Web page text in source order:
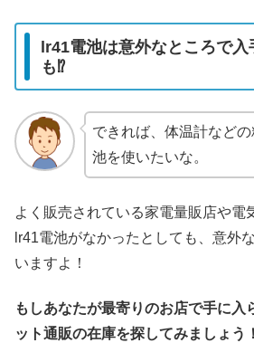
lr41電池は意外なところで入
も⁉︎
できれば、体温計など
池を使いたいな。
よく販売されている家電量販店や電
lr41電池がなかったとしても、意外
いますよ！
もしあなたが最寄りのお店で手に入
ット通販の在庫を探してみましょう！